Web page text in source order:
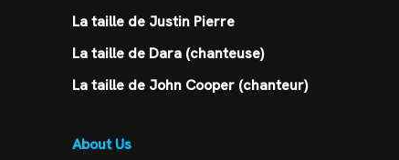
La taille de Justin Pierre
La taille de Dara (chanteuse)
La taille de John Cooper (chanteur)
About Us